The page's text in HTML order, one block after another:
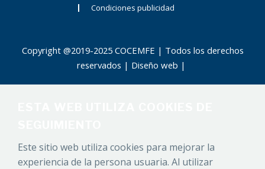
Condiciones publicidad
Copyright @2019-2025 COCEMFE | Todos los derechos
reservados | Diseño web |
Este sitio web utiliza cookies para mejorar la
experiencia de la persona usuaria. Al utilizar